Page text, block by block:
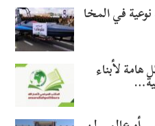
في المخا
لأبناء